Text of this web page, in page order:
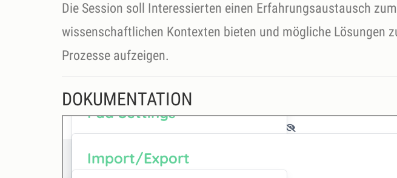
Die Session soll Interessierten einen Erfahrungsaustausch
wissenschaftlichen Kontexten bieten und mögliche Lösungen
Prozesse aufzeigen.
DOKUMENTATION